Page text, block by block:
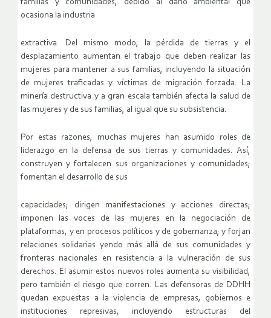
familias y comunidades, debido al daño ambiental que
ocasiona la industria
extractiva. Del mismo modo, la pérdida de tierras y el
desplazamiento aumentan el trabajo que deben realizar las
mujeres para mantener a sus familias, incluyendo la situación
de mujeres traficadas y víctimas de migración forzada. La
minería destructiva y a gran escala también afecta la salud de
las mujeres y de sus familias, al igual que su subsistencia.
Por estas razones, muchas mujeres han asumido roles de
liderazgo en la defensa de sus tierras y comunidades. Así,
construyen y fortalecen sus organizaciones y comunidades;
fomentan el desarrollo de sus
capacidades; dirigen manifestaciones y acciones directas;
imponen las voces de las mujeres en la negociación de
plataformas, y en procesos políticos y de gobernanza; y forjan
relaciones solidarias yendo más allá de sus comunidades y
fronteras nacionales en resistencia a la vulneración de sus
derechos. El asumir estos nuevos roles aumenta su visibilidad,
pero también el riesgo que corren. Las defensoras de DDHH
quedan expuestas a la violencia de empresas, gobiernos e
instituciones represivas, incluyendo estructuras del